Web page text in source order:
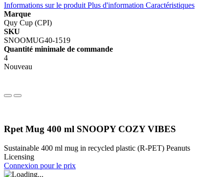
Informations sur le produit Plus d'information Caractéristiques
Marque
Quy Cup (CPI)
SKU
SNOOMUG40-1519
Quantité minimale de commande
4
Nouveau
Rpet Mug 400 ml SNOOPY COZY VIBES
Sustainable 400 ml mug in recycled plastic (R-PET) Peanuts
Licensing
Connexion pour le prix